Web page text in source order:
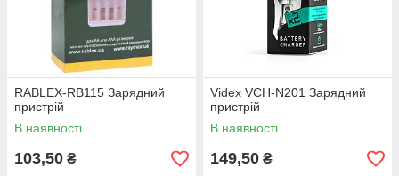
RABLEX-RB115 Зарядний
пристрій
В наявності
103,50 ₴
Videx VCH-N201 Зарядний
пристрій
В наявності
149,50 ₴